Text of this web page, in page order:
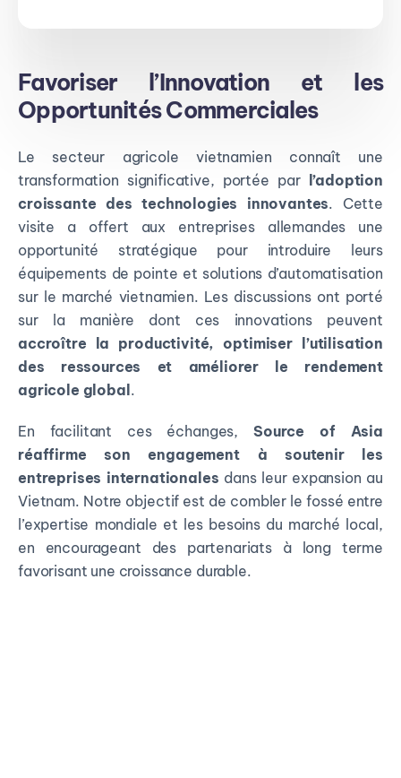
Favoriser l’Innovation et les
Opportunités Commerciales
Le secteur agricole vietnamien connaît une
transformation significative, portée par l’adoption
croissante des technologies innovantes. Cette
visite a offert aux entreprises allemandes une
opportunité stratégique pour introduire leurs
équipements de pointe et solutions d’automatisation
sur le marché vietnamien. Les discussions ont porté
sur la manière dont ces innovations peuvent
accroître la productivité, optimiser l’utilisation
des ressources et améliorer le rendement
agricole global.
En facilitant ces échanges, Source of Asia
réaffirme son engagement à soutenir les
entreprises internationales dans leur expansion au
Vietnam. Notre objectif est de combler le fossé entre
l’expertise mondiale et les besoins du marché local,
en encourageant des partenariats à long terme
favorisant une croissance durable.